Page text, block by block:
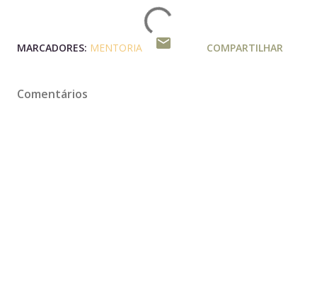
MARCADORES: MENTORIA COMPARTILHAR
Comentários